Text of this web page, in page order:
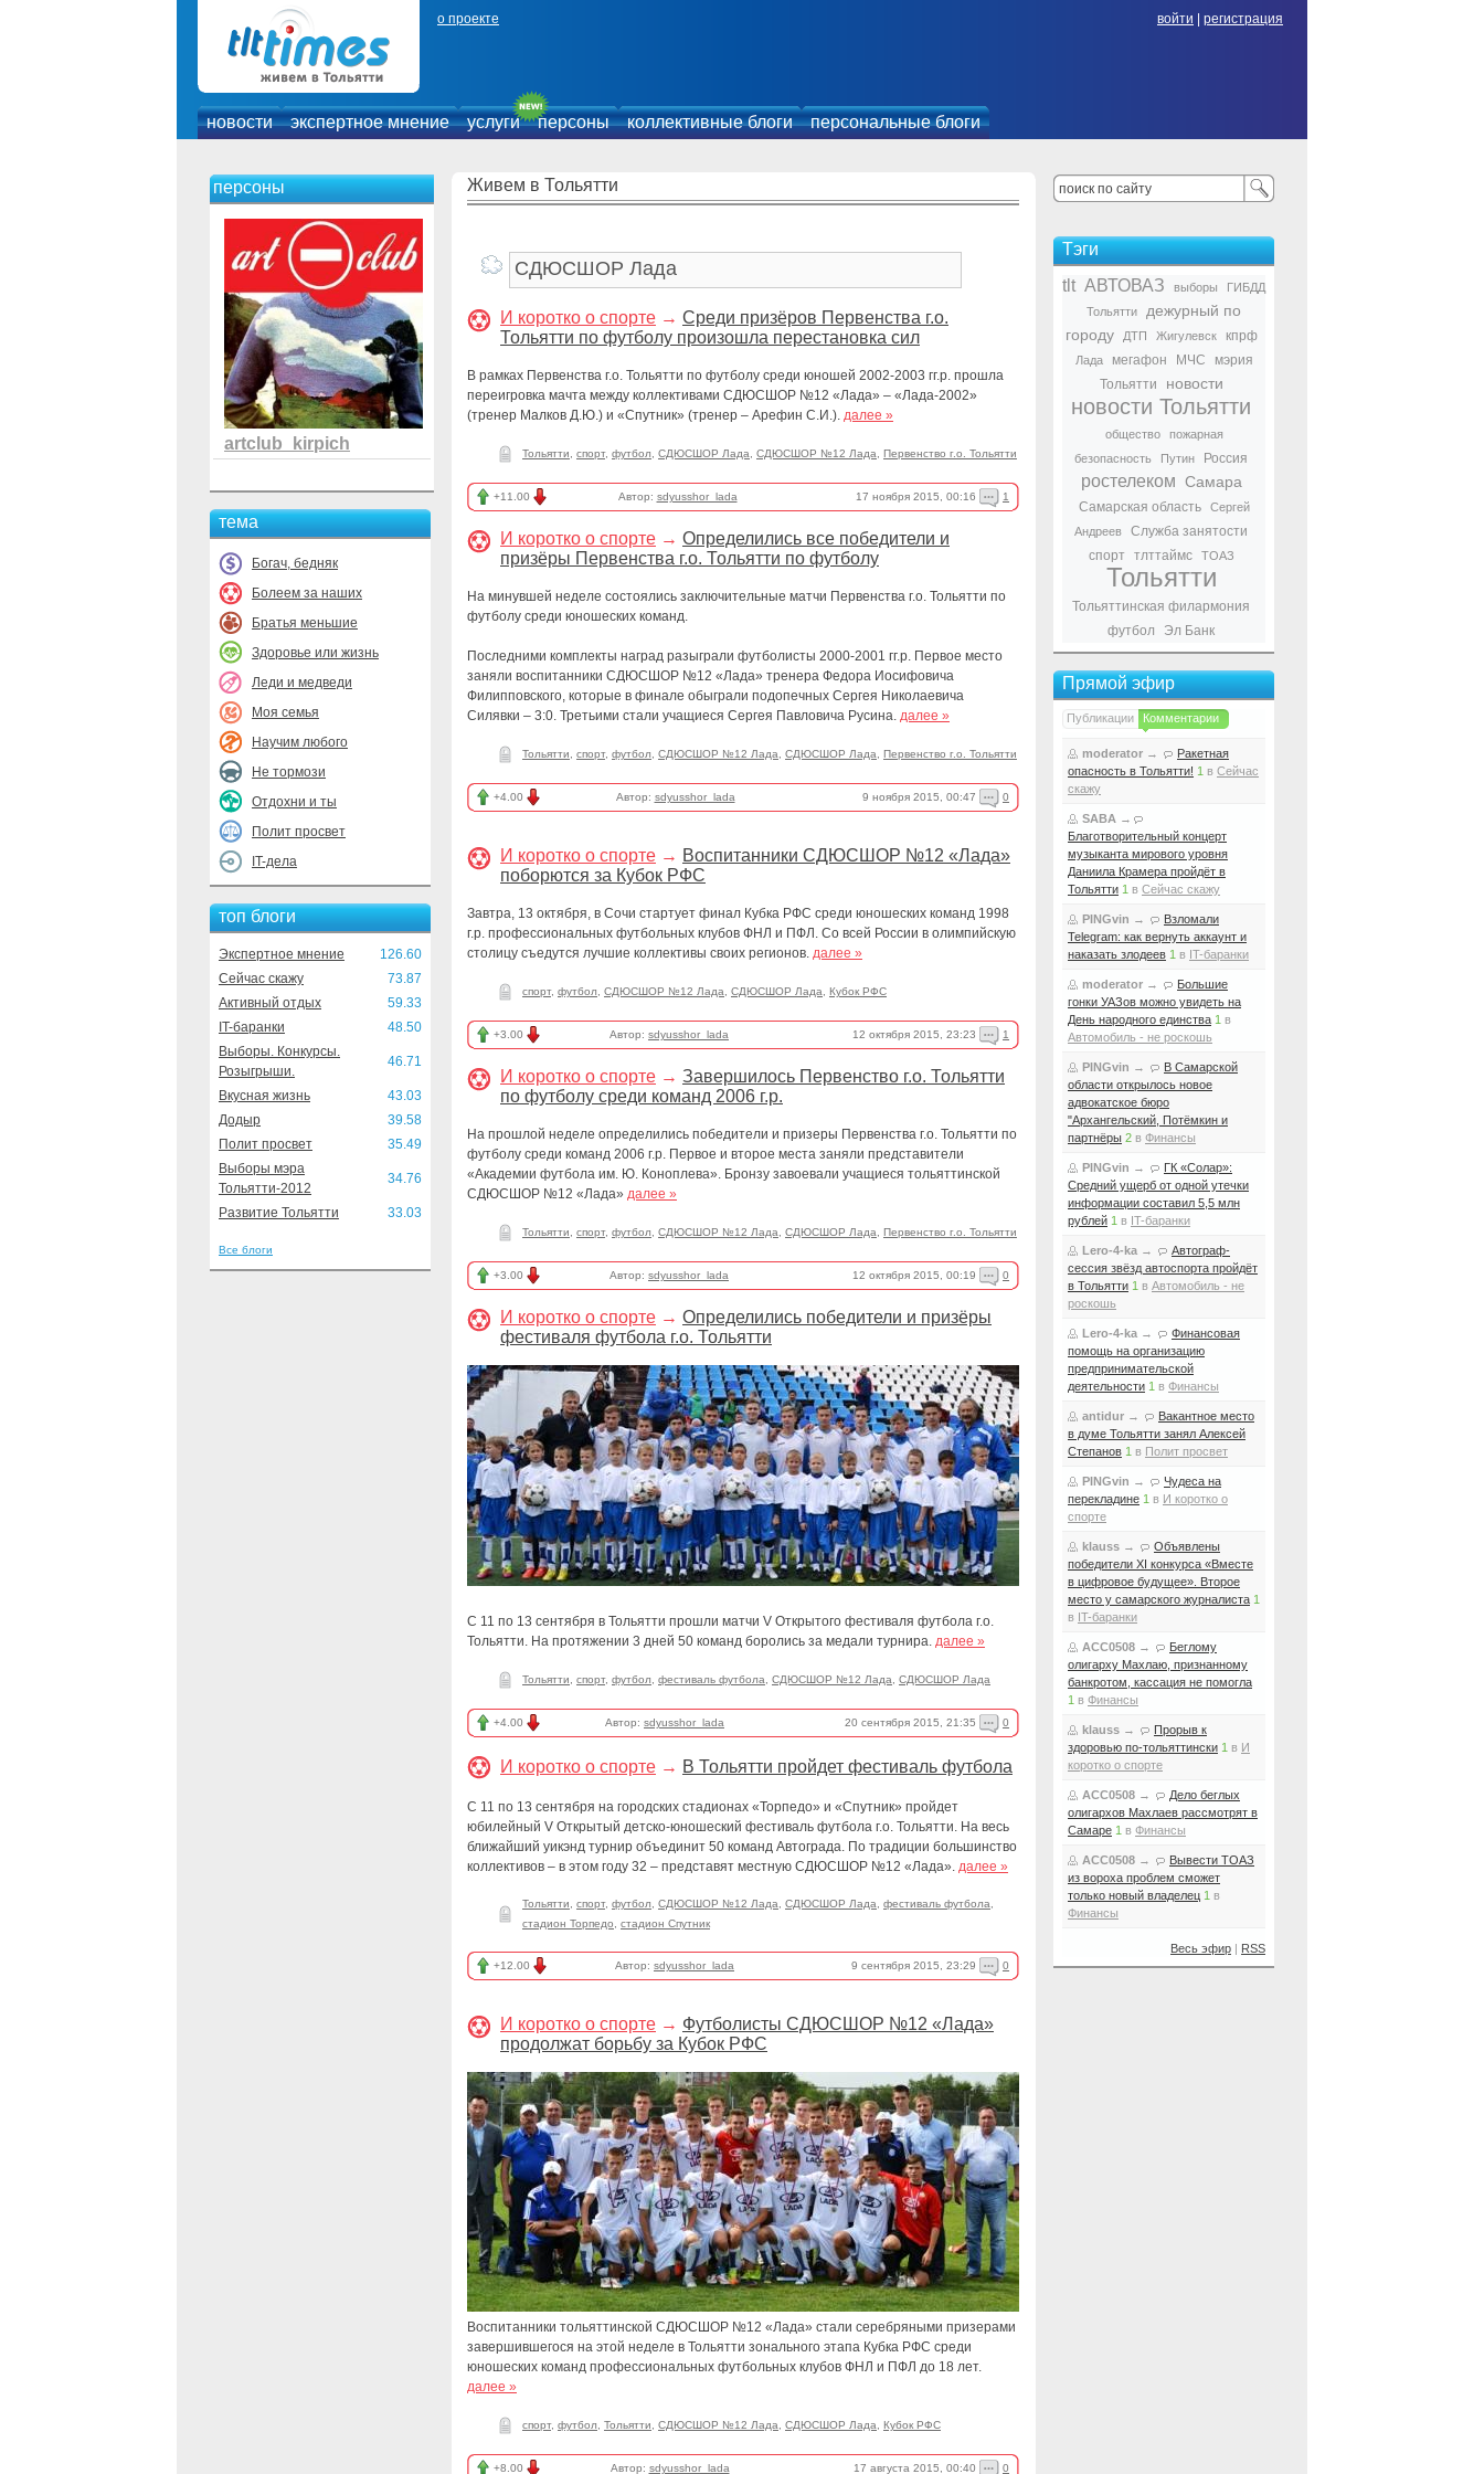
о проекте войти регистрация
новости экспертное мнение услуги персоны коллективные блоги персональные блоги
персоны
artclub_kirpich
тема
Богач, бедняк
Болеем за наших
Братья меньшие
Здоровье или жизнь
Леди и медведи
Моя семья
Научим любого
Не тормози
Отдохни и ты
Полит просвет
IT-дела
топ блоги
Экспертное мнение
126.60
Сейчас скажу
73.87
Активный отдых
59.33
IT-баранки
48.50
Выборы. Конкурсы.
Розыгрыши.
46.71
Вкусная жизнь
43.03
Додыр
39.58
Полит просвет
35.49
Выборы мэра
Тольятти-2012
34.76
Развитие Тольятти 33.03
Все блоги
Живем в Тольятти
И коротко о спорте → Среди призёров Первенства г.о.
Тольятти по футболу произошла перестановка сил
В рамках Первенства г.о. Тольятти по футболу среди юношей 2002-2003 гг.р. прошла
переигровка мачта между коллективами СДЮСШОР №12 «Лада» – «Лада-2002»
(тренер Малков Д.Ю.) и «Спутник» (тренер – Арефин С.И.). далее »
Тольятти спорт, футбол СДЮСШОР Лада СДЮСШОР №12 Лада Первенство г.о. Тольятти
+11.00 Автор: sdyusshor_lada 17 ноября 2015, 00:16 1
И коротко о спорте → Определились все победители и
призёры Первенства г.о. Тольятти по футболу
На минувшей неделе состоялись заключительные матчи Первенства г.о. Тольятти по
футболу среди юношеских команд.
Последними комплекты наград разыграли футболисты 2000-2001 гг.р. Первое место
заняли воспитанники СДЮСШОР №12 «Лада» тренера Федора Иосифовича
Филипповского, которые в финале обыграли подопечных Сергея Николаевича
Силявки – 3:0. Третьими стали учащиеся Сергея Павловича Русина. далее »
Тольятти спорт, футбол СДЮСШОР №12 Лада СДЮСШОР Лада Первенство г.о. Тольятти
+4.00 Автор: sdyusshor_lada 9 ноября 2015, 00:47 0
И коротко о спорте → Воспитанники СДЮСШОР №12 «Лада»
поборются за Кубок РФС
Завтра, 13 октября, в Сочи стартует финал Кубка РФС среди юношеских команд 1998
г.р. профессиональных футбольных клубов ФНЛ и ПФЛ. Со всей России в олимпийскую
столицу съедутся лучшие коллективы своих регионов. далее »
спорт, футбол СДЮСШОР №12 Лада СДЮСШОР Лада Кубок РФС
+3.00 Автор: sdyusshor_lada 12 октября 2015, 23:23 1
И коротко о спорте → Завершилось Первенство г.о. Тольятти
по футболу среди команд 2006 г.р.
На прошлой неделе определились победители и призеры Первенства г.о. Тольятти по
футболу среди команд 2006 г.р. Первое и второе места заняли представители
«Академии футбола им. Ю. Коноплева». Бронзу завоевали учащиеся тольяттинской
СДЮСШОР №12 «Лада» далее »
Тольятти спорт, футбол СДЮСШОР №12 Лада СДЮСШОР Лада Первенство г.о. Тольятти
+3.00 Автор: sdyusshor_lada 12 октября 2015, 00:19 0
И коротко о спорте → Определились победители и призёры
фестиваля футбола г.о. Тольятти
С 11 по 13 сентября в Тольятти прошли матчи V Открытого фестиваля футбола г.о.
Тольятти. На протяжении 3 дней 50 команд боролись за медали турнира. далее »
Тольятти спорт, футбол фестиваль футбола СДЮСШОР №12 Лада СДЮСШОР Лада
+4.00 Автор: sdyusshor_lada 20 сентября 2015, 21:35 0
И коротко о спорте → В Тольятти пройдет фестиваль футбола
С 11 по 13 сентября на городских стадионах «Торпедо» и «Спутник» пройдет
юбилейный V Открытый детско-юношеский фестиваль футбола г.о. Тольятти. На весь
ближайший уикэнд турнир объединит 50 команд Автограда. По традиции большинство
коллективов – в этом году 32 – представят местную СДЮСШОР №12 «Лада». далее »
Тольятти спорт, футбол СДЮСШОР №12 Лада СДЮСШОР Лада фестиваль футбола
стадион Торпедо
стадион Спутник
+12.00 Автор: sdyusshor_lada 9 сентября 2015, 23:29 0
И коротко о спорте → Футболисты СДЮСШОР №12 «Лада»
продолжат борьбу за Кубок РФС
Воспитанники тольяттинской СДЮСШОР №12 «Лада» стали серебряными призерами
завершившегося на этой неделе в Тольятти зонального этапа Кубка РФС среди
юношеских команд профессиональных футбольных клубов ФНЛ и ПФЛ до 18 лет.
далее »
спорт, футбол Тольятти СДЮСШОР №12 Лада СДЮСШОР Лада Кубок РФС
+8.00 Автор: sdyusshor_lada 17 августа 2015, 00:40 0
Тэги
tlt АВТОВАЗ выборы
ГИБДД
Тольятти
дежурный по
городу
ДТП Жигулевск кпрф
Лада мегафон МЧС
мэрия
Тольятти
новости
новости Тольятти
общество
пожарная
безопасность
Путин Россия
ростелеком Самара
Самарская область
Сергей
Андреев
Служба занятости
спорт
тлттаймс ТОАЗ
Тольятти
Тольяттинская филармония
футбол
Эл Банк
Прямой эфир
Публикации Комментарии
moderator →
Ракетная
опасность в Тольятти! 1 в Сейчас
скажу
SABA →
Благотворительный концерт
музыканта мирового уровня
Даниила Крамера пройдёт в
Тольятти 1 в Сейчас скажу
PINGvin →
Взломали
Telegram: как вернуть аккаунт и
наказать злодеев 1 в IT-баранки
moderator →
Большие
гонки УАЗов можно увидеть на
День народного единства 1 в
Автомобиль - не роскошь
PINGvin →
В Самарской
области открылось новое
адвокатское бюро
"Архангельский, Потёмкин и
партнёры 2 в Финансы
PINGvin →
ГК «Солар»:
Средний ущерб от одной утечки
информации составил 5,5 млн
рублей 1 в IT-баранки
Lero-4-ka →
Автограф-
сессия звёзд автоспорта пройдёт
в Тольятти 1 в Автомобиль - не
роскошь
Lero-4-ka →
Финансовая
помощь на организацию
предпринимательской
деятельности 1 в Финансы
antidur →
Вакантное место
в думе Тольятти занял Алексей
Степанов 1 в Полит просвет
PINGvin →
Чудеса на
перекладине 1 в И коротко о
спорте
klauss →
Объявлены
победители XI конкурса «Вместе
в цифровое будущее». Второе
место у самарского журналиста 1
в IT-баранки
ACC0508 →
Беглому
олигарху Махлаю, признанному
банкротом, кассация не помогла
1 в Финансы
klauss →
Прорыв к
здоровью по-тольяттински 1 в И
коротко о спорте
ACC0508 →
Дело беглых
олигархов Махлаев рассмотрят в
Самаре 1 в Финансы
ACC0508 →
Вывести ТОАЗ
из вороха проблем сможет
только новый владелец 1 в
Финансы
Весь эфир | RSS